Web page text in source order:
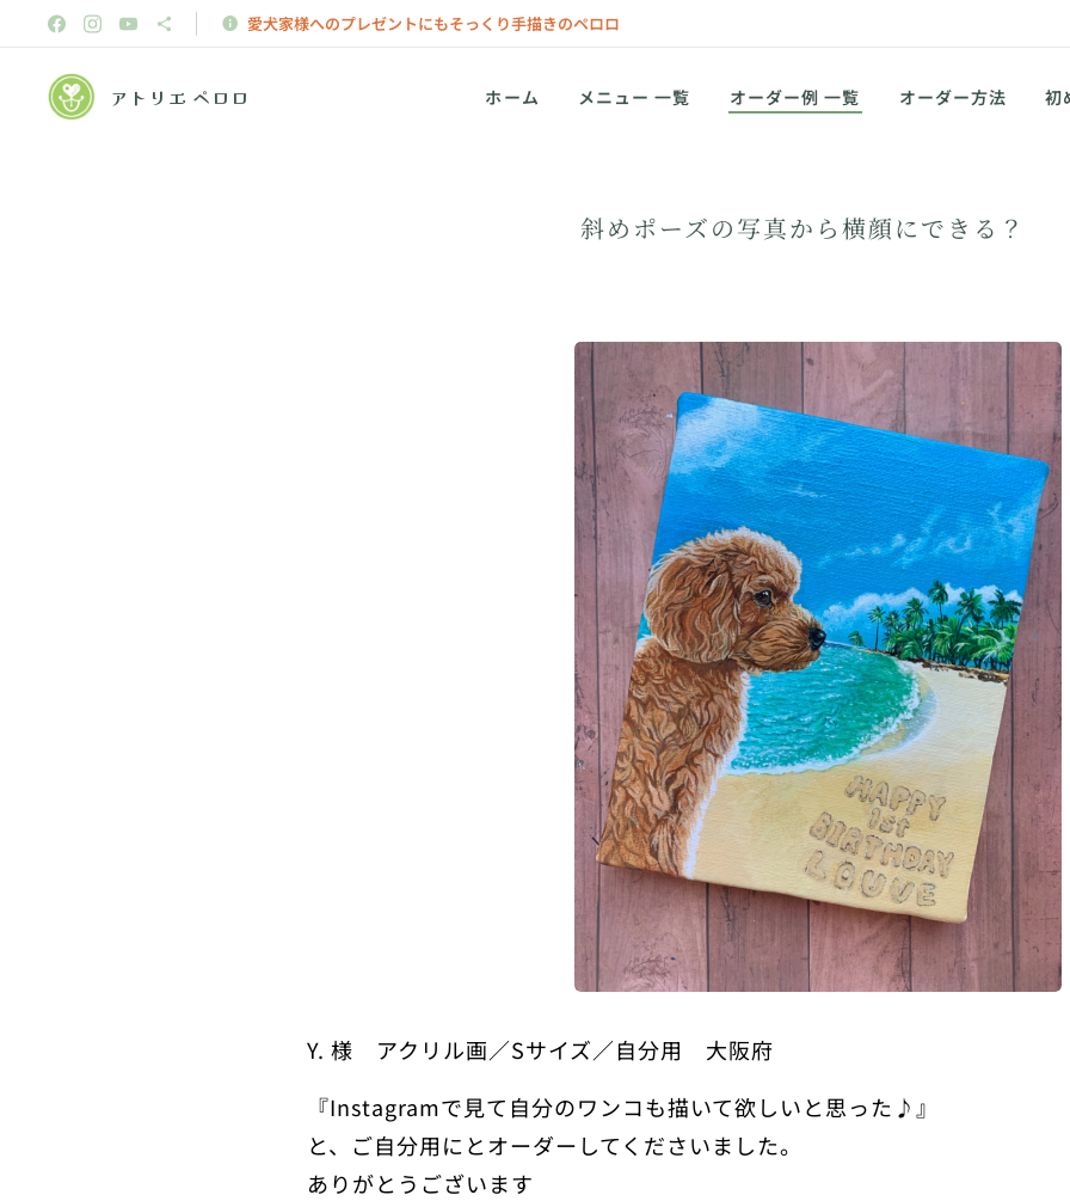
愛犬家様へのプレゼントにもそっくり手描きのペロロ
アトリエ ペロロ ホーム メニュー 一覧 オーダー例 一覧 オーダー方法 初
斜めポーズの写真から横顔にできる？
Y. 様 アクリル画／Sサイズ／自分用 大阪府
『Instagramで見て自分のワンコも描いて欲しいと思った♪』
と、ご自分用にとオーダーしてくださいました。
ありがとうございます😊